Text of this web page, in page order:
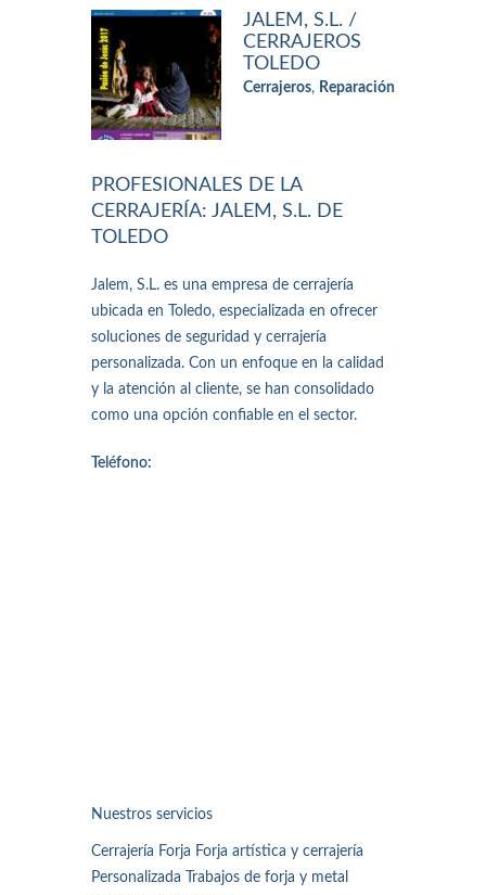
JALEM, S.L. /
CERRAJEROS
TOLEDO
Cerrajeros, Reparación
PROFESIONALES DE LA
CERRAJERÍA: JALEM, S.L. DE
TOLEDO
Jalem, S.L. es una empresa de cerrajería
ubicada en Toledo, especializada en ofrecer
soluciones de seguridad y cerrajería
personalizada. Con un enfoque en la calidad
y la atención al cliente, se han consolidado
como una opción confiable en el sector.
Teléfono:
Nuestros servicios
Cerrajería Forja Forja artística y cerrajería
Personalizada Trabajos de forja y metal